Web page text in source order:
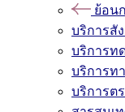
ย้อน
บริการสั
บริการท
บริการท
บริการต